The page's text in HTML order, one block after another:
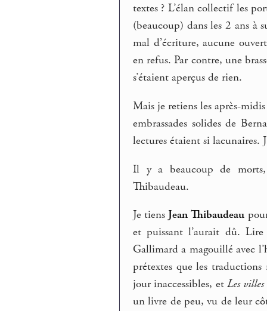
textes ? L’élan collectif les
(beaucoup) dans les 2 ans à
mal d’écriture, aucune
en refus. Par contre, une
s’étaient aperçus de rien.
Mais je retiens les après-
embrassades solides de
lectures étaient si lacunaires.
Il y a beaucoup de
Thibaudeau.
Je tiens Jean Thibaudeau
et puissant l’aurait dû.
Gallimard a magouillé avec
prétextes que les
jour inaccessibles, etLes
un livre de peu, vu de leur